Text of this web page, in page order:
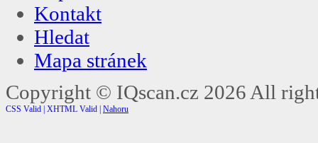
Kontakt
Hledat
Mapa stránek
Copyright © IQscan.cz 2026 All
CSS Valid | XHTML Valid | Nahoru